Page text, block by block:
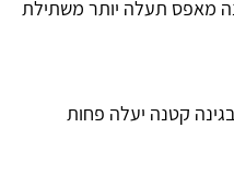
מאפס תעלה יותר משתילת
קטנה יעלה פחות